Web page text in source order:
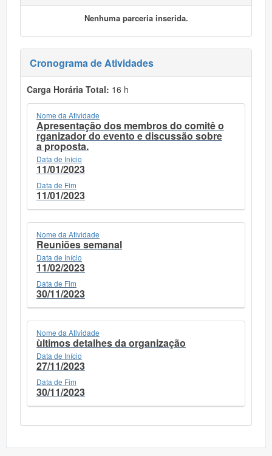
Nenhuma parceria inserida.
Cronograma de Atividades
Carga Horária Total: 16 h
Nome da Atividade
Apresentação dos membros do comitê o
rganizador do evento e discussão sobre
a proposta.
Data de Início
11/01/2023
Data de Fim
11/01/2023
Nome da Atividade
Reuniões semanal
Data de Início
11/02/2023
Data de Fim
30/11/2023
Nome da Atividade
ùltimos detalhes da organização
Data de Início
27/11/2023
Data de Fim
30/11/2023